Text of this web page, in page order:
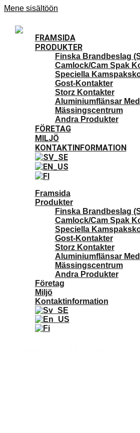
Mene sisältöön
FRAMSIDA
PRODUKTER
Finska Brandbeslag
Camlock/Cam Spak
Speciella
Gost-Kontakter
Storz Kontakter
Aluminiumflänsar Med
Mässingscentrum
Andra Produkter
FÖRETAG
MILJÖ
KONTAKTINFORMATION
Framsida
Produkter
Finska Brandbeslag
Camlock/Cam Spak
Speciella
Gost-Kontakter
Storz Kontakter
Aluminiumflänsar Med
Mässingscentrum
Andra Produkter
Företag
Miljö
Kontaktinformation